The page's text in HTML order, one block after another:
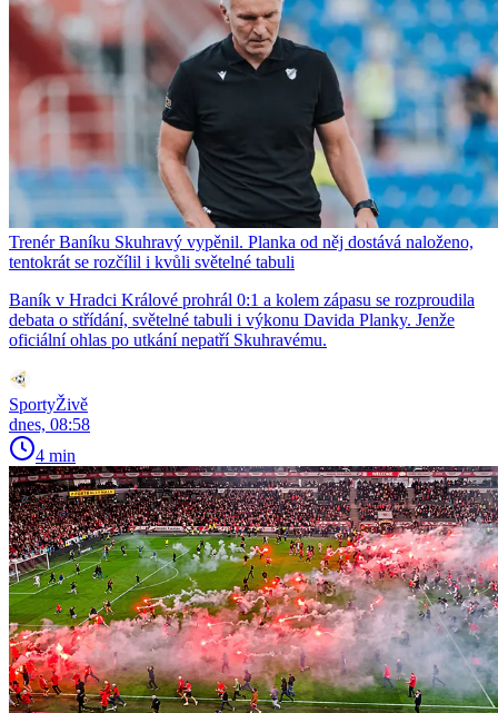
Trenér Baníku Skuhravý vypěnil. Planka od něj dostává naloženo,
tentokrát se rozčílil i kvůli světelné tabuli
Baník v Hradci Králové prohrál 0:1 a kolem zápasu se rozproudila
debata o střídání, světelné tabuli i výkonu Davida Planky. Jenže
oficiální ohlas po utkání nepatří Skuhravému.
SportyŽivě
dnes, 08:58
4 min